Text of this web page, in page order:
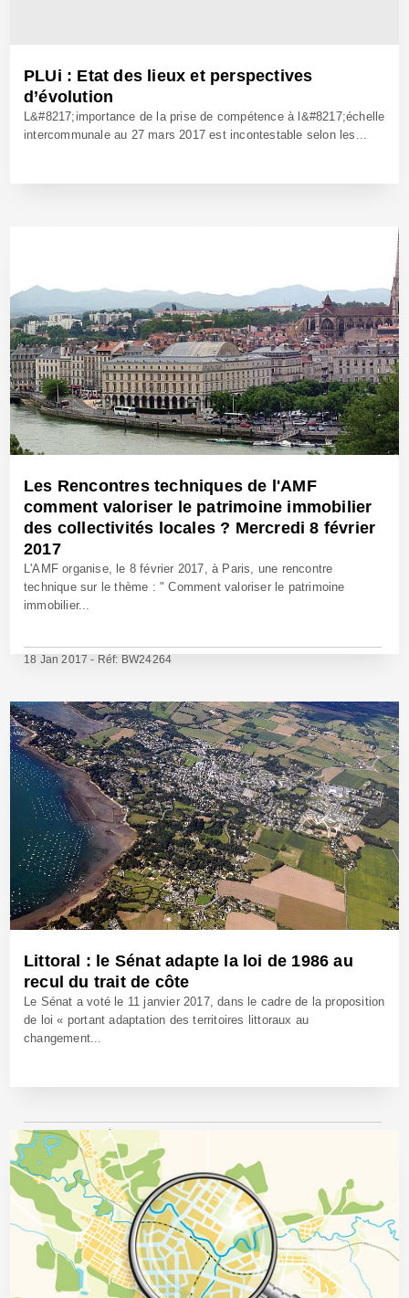
PLUi : Etat des lieux et perspectives
d’évolution
L&#8217;importance de la prise de compétence à l&#8217;échelle
intercommunale au 27 mars 2017 est incontestable selon les...
Les Rencontres techniques de l'AMF
comment valoriser le patrimoine immobilier
des collectivités locales ? Mercredi 8 février
2017
L'AMF organise, le 8 février 2017, à Paris, une rencontre
technique sur le thème : " Comment valoriser le patrimoine
immobilier...
18 Jan 2017 - Réf: BW24264
Littoral : le Sénat adapte la loi de 1986 au
recul du trait de côte
Le Sénat a voté le 11 janvier 2017, dans le cadre de la proposition
de loi « portant adaptation des territoires littoraux au
changement...
18 Jan 2017 - Réf: BW24241